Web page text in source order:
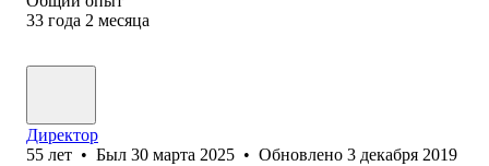
33 года 2 месяца
Директор
55 лет • Был 30 марта 2025 • Обновлено 3 декабря 2019